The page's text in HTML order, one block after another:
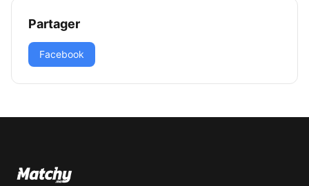
Partager
Facebook